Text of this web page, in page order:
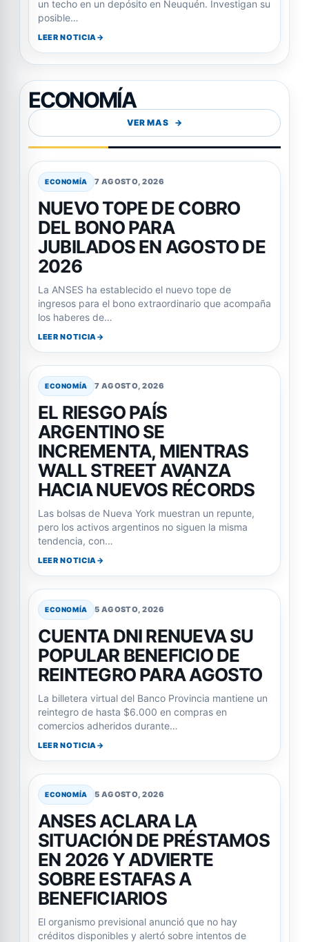
un techo en un depósito en Neuquén. Investigan su
posible…
LEER NOTICIA
ECONOMÍA
VER MAS
ECONOMÍA 7 AGOSTO, 2026
NUEVO TOPE DE COBRO
DEL BONO PARA
JUBILADOS EN AGOSTO DE
2026
La ANSES ha establecido el nuevo tope de
ingresos para el bono extraordinario que acompaña
los haberes de…
LEER NOTICIA
ECONOMÍA 7 AGOSTO, 2026
EL RIESGO PAÍS
ARGENTINO SE
INCREMENTA, MIENTRAS
WALL STREET AVANZA
HACIA NUEVOS RÉCORDS
Las bolsas de Nueva York muestran un repunte,
pero los activos argentinos no siguen la misma
tendencia, con…
LEER NOTICIA
ECONOMÍA 5 AGOSTO, 2026
CUENTA DNI RENUEVA SU
POPULAR BENEFICIO DE
REINTEGRO PARA AGOSTO
La billetera virtual del Banco Provincia mantiene un
reintegro de hasta $6.000 en compras en
comercios adheridos durante…
LEER NOTICIA
ECONOMÍA 5 AGOSTO, 2026
ANSES ACLARA LA
SITUACIÓN DE PRÉSTAMOS
EN 2026 Y ADVIERTE
SOBRE ESTAFAS A
BENEFICIARIOS
El organismo previsional anunció que no hay
créditos disponibles y alertó sobre intentos de